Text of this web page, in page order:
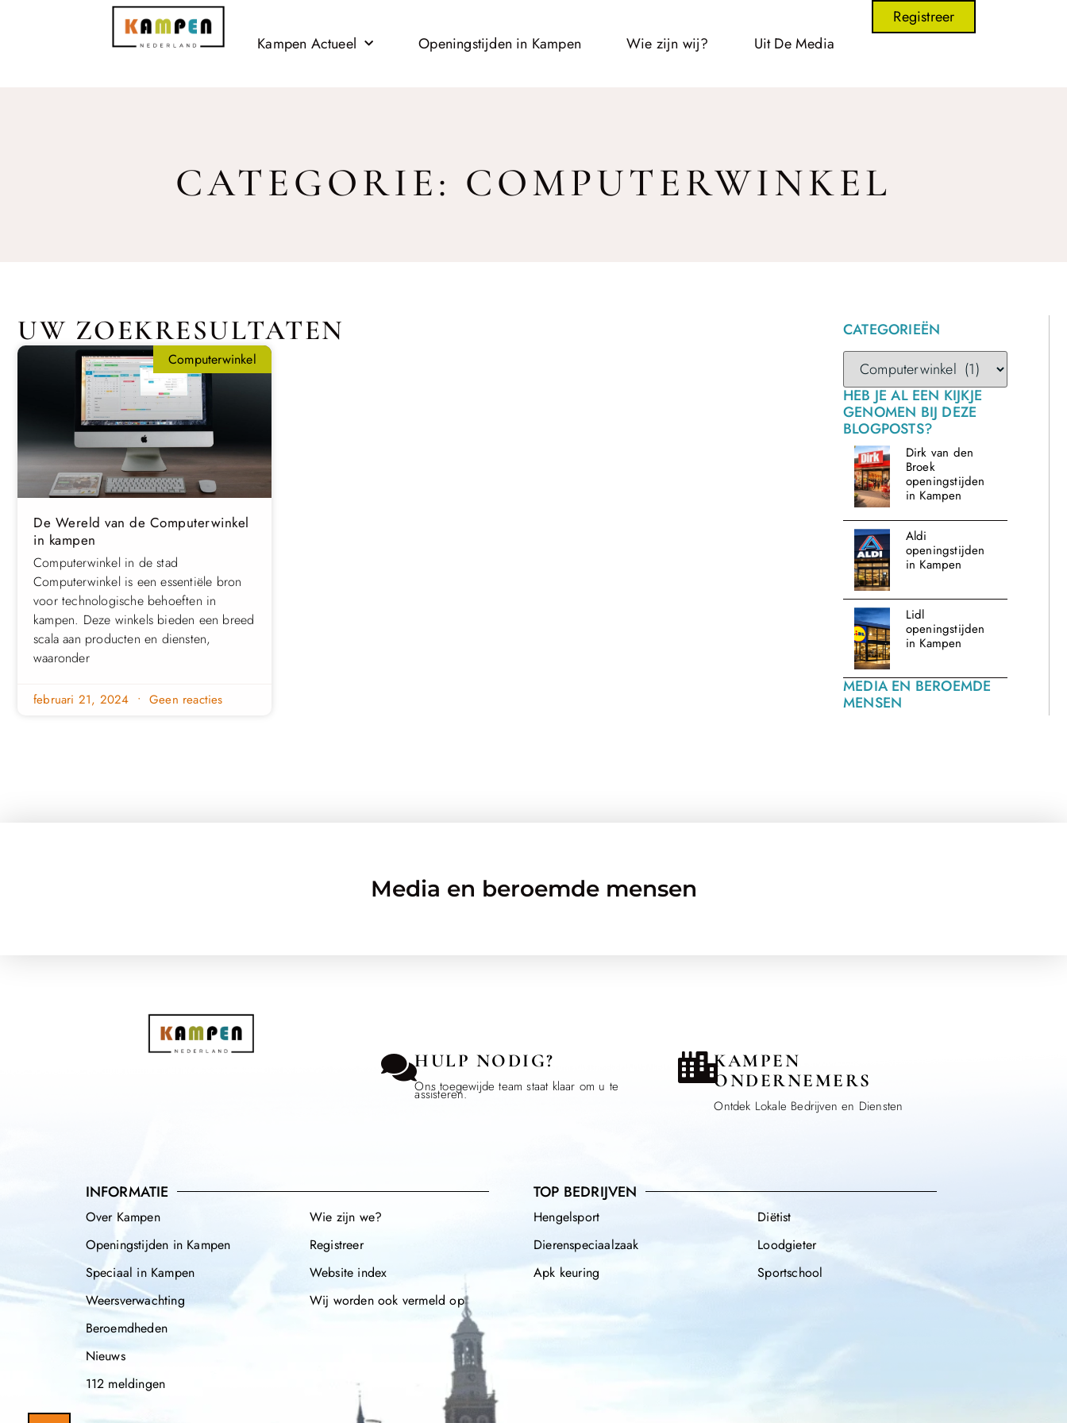
Kampen Actueel Openingstijden in Kampen Wie zijn wij? Uit De Media
Registreer
CATEGORIE: COMPUTERWINKEL
UW ZOEKRESULTATEN
Computerwinkel
De Wereld van de Computerwinkel
in kampen
Computerwinkel in de stad
Computerwinkel is een essentiële bron
voor technologische behoeften in
kampen. Deze winkels bieden een breed
scala aan producten en diensten,
waaronder
februari 21, 2024 Geen reacties
CATEGORIEËN
HEB JE AL EEN KIJKJE
GENOMEN BIJ DEZE
BLOGPOSTS?
Dirk van den
Broek
openingstijden
in Kampen
Aldi
openingstijden
in Kampen
Lidl
openingstijden
in Kampen
MEDIA EN BEROEMDE
MENSEN
Media en beroemde mensen
HULP NODIG?
Ons toegewijde team staat klaar om u te
assisteren.
KAMPEN
ONDERNEMERS
Ontdek Lokale Bedrijven en Diensten
INFORMATIE
Over Kampen
Openingstijden in Kampen
Speciaal in Kampen
Weersverwachting
Beroemdheden
Nieuws
112 meldingen
Wie zijn we?
Registreer
Website index
Wij worden ook vermeld op
TOP BEDRIJVEN
Hengelsport
Dierenspeciaalzaak
Apk keuring
Diëtist
Loodgieter
Sportschool